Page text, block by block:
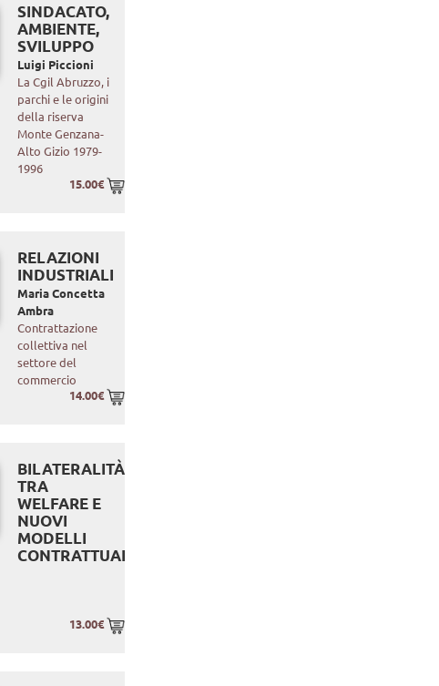
SINDACATO,
AMBIENTE,
SVILUPPO
Luigi Piccioni
La Cgil Abruzzo, i
parchi e le origini
della riserva
Monte Genzana-
Alto Gizio 1979-
1996
15.00€
RELAZIONI
INDUSTRIALI
Maria Concetta
Ambra
Contrattazione
collettiva nel
settore del
commercio
14.00€
BILATERALITÀ
TRA
WELFARE E
NUOVI
MODELLI
CONTRATTUALI
13.00€